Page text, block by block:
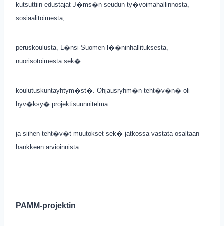
kutsuttiin edustajat J�ms�n seudun ty�voimahallinnosta,
sosiaalitoimesta,
peruskoulusta, L�nsi-Suomen l��ninhallituksesta,
nuorisotoimesta sek�
koulutuskuntayhtym�st�. Ohjausryhm�n teht�v�n� oli
hyv�ksy� projektisuunnitelma
ja siihen teht�v�t muutokset sek� jatkossa vastata osaltaan
hankkeen arvioinnista.
PAMM-projektin